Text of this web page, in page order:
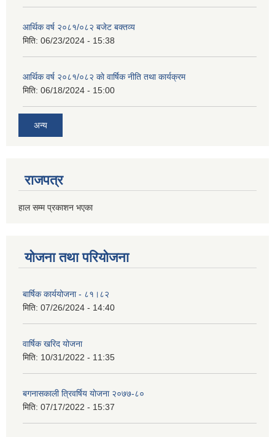
आर्थिक वर्ष २०८१/०८२ बजेट बक्तव्य
मिति: 06/23/2024 - 15:38
आर्थिक वर्ष २०८१/०८२ काे वार्षिक नीति तथा कार्यक्रम
मिति: 06/18/2024 - 15:00
अन्य
राजपत्र
हाल सम्म प्रकाशन भएका
योजना तथा परियोजना
बार्षिक कार्ययोजना - ८१।८२
मिति: 07/26/2024 - 14:40
वार्षिक खरिद योजना
मिति: 10/31/2022 - 11:35
बगनासकाली त्रिवर्षिय याेजना २०७७-८०
मिति: 07/17/2022 - 15:37